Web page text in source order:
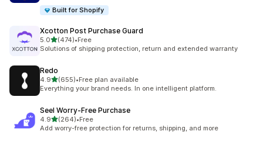
Built for Shopify
Xcotton Post Purchase Guard
5.0เต็ม 5 ดาว
(474)
ทั้งหมด 474 รีวิว
•Free
Solutions of shipping protection, return and extended warranty
Redo
4.9เต็ม 5 ดาว
(655)
ทั้งหมด 655 รีวิว
•Free plan available
Everything your brand needs. In one intelligent platform.
Seel Worry‑Free Purchase
4.9เต็ม 5 ดาว
(264)
ทั้งหมด 264 รีวิว
•Free
Add worry-free protection for returns, shipping, and more